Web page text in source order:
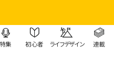
特集 初心者 ライフデザイン 連載